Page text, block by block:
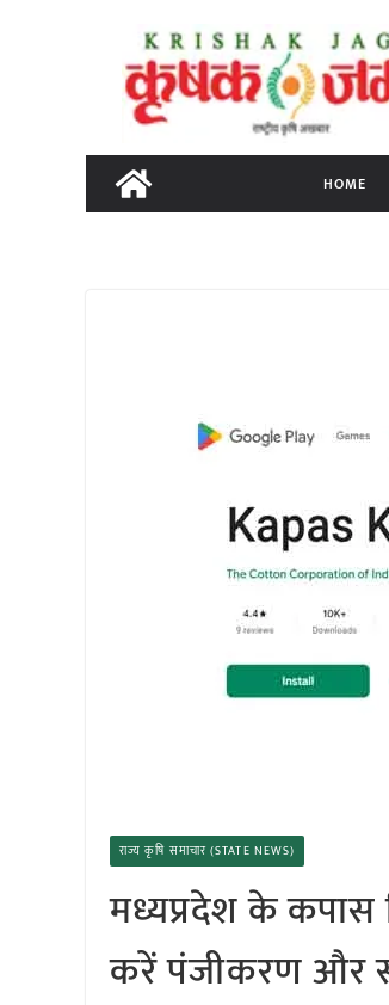
content
HOME
राज्य कृषि समाचार (STATE NEWS)
मध्यप्रदेश के
करें पंजीकरण और